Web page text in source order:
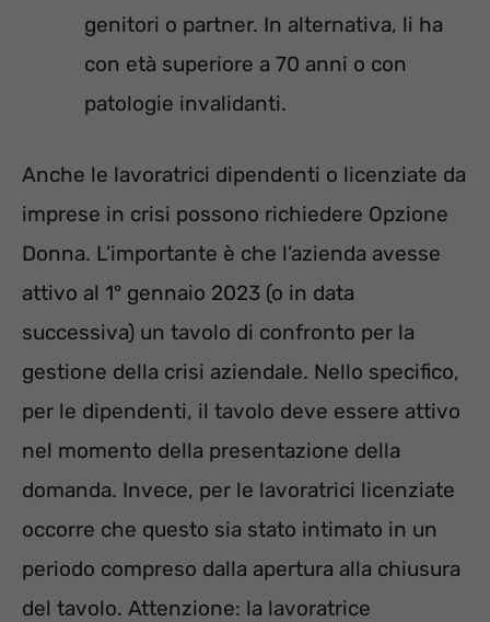
genitori o partner. In alternativa, li ha
con età superiore a 70 anni o con
patologie invalidanti.
Anche le lavoratrici dipendenti o licenziate da
imprese in crisi possono richiedere Opzione
Donna. L’importante è che l’azienda avesse
attivo al 1° gennaio 2023 (o in data
successiva) un tavolo di confronto per la
gestione della crisi aziendale. Nello specifico,
per le dipendenti, il tavolo deve essere attivo
nel momento della presentazione della
domanda. Invece, per le lavoratrici licenziate
occorre che questo sia stato intimato in un
periodo compreso dalla apertura alla chiusura
del tavolo. Attenzione: la lavoratrice